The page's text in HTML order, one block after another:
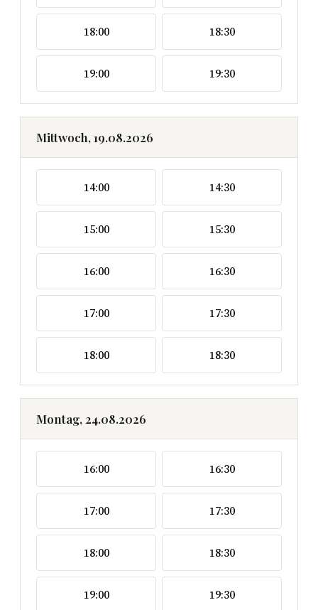
18:00 18:30
19:00 19:30
Mittwoch, 19.08.2026
14:00 14:30
15:00 15:30
16:00 16:30
17:00 17:30
18:00 18:30
Montag, 24.08.2026
16:00 16:30
17:00 17:30
18:00 18:30
19:00 19:30